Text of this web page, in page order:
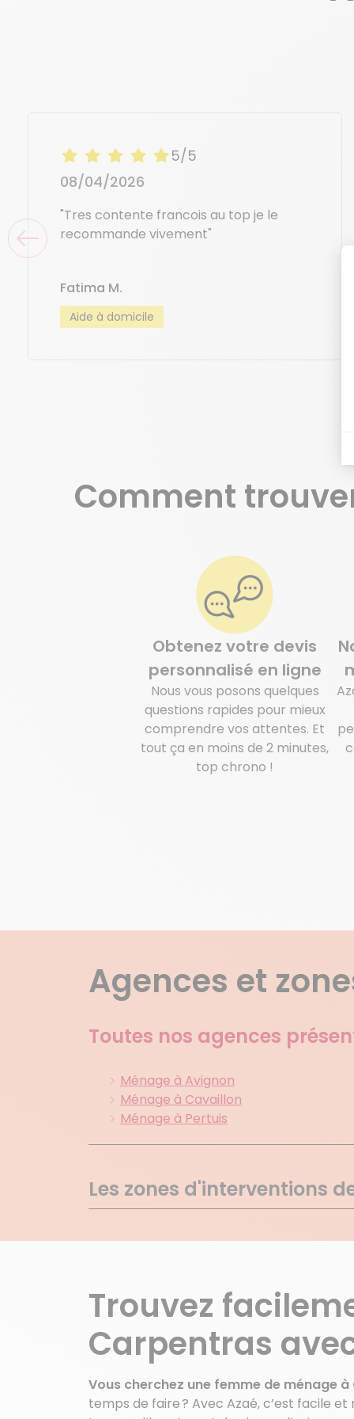
5/5
08/04/2026
"Tres contente francois au top je le
recommande vivement"
Fatima M.
Aide à domicile
Comment
Obtenez votre devis
personnalisé en ligne
Nous vous posons quelques
questions rapides pour mieux
comprendre vos attentes. Et
tout ça en moins de 2 minutes,
top chrono !
Agences et
Toutes nos agences
Ménage à Avignon
Ménage à Cavaillon
Ménage à Pertuis
Les zones d'interventions
Sablet
St Marcellin Les Vaison
Vaison La Romaine
Monteux
Gigondas
Lafare
Trouvez
Carpentras
Vous cherchez une femme de ménage
temps de faire ? Avec Azaé, c’est facile